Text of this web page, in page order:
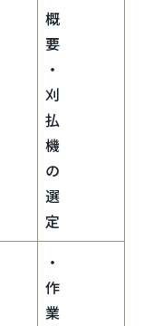
概
要
・
刈
払
機
の
選
定
・
作
業